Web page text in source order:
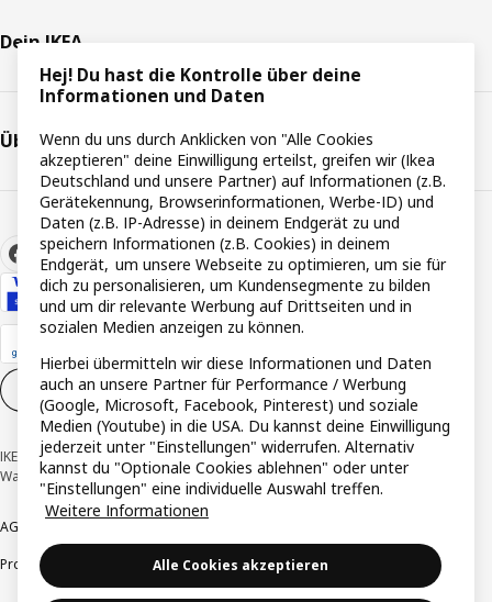
Dein IKEA
Über IKEA
Cookie-Einstellungen DE
IKEA Deutschland GmbH & Co. KG - Am Wandersmann 2-4, 65719 Hofheim-
Wallau © Inter IKEA Systems B.V. 1999-2026
AGB
Produktrückrufe
Responsible DisclosureVertrauensstelle
Hej! Du hast die Kontrolle über deine
Informationen und Daten
Wenn du uns durch Anklicken von "Alle Cookies
akzeptieren" deine Einwilligung erteilst, greifen wir (Ikea
Deutschland und unsere Partner) auf Informationen (z.B.
Gerätekennung, Browserinformationen, Werbe-ID) und
Daten (z.B. IP-Adresse) in deinem Endgerät zu und
speichern Informationen (z.B. Cookies) in deinem
Endgerät, um unsere Webseite zu optimieren, um sie für
dich zu personalisieren, um Kundensegmente zu bilden
und um dir relevante Werbung auf Drittseiten und in
sozialen Medien anzeigen zu können.
Hierbei übermitteln wir diese Informationen und Daten
auch an unsere Partner für Performance / Werbung
(Google, Microsoft, Facebook, Pinterest) und soziale
Medien (Youtube) in die USA. Du kannst deine Einwilligung
jederzeit unter "Einstellungen" widerrufen. Alternativ
kannst du "Optionale Cookies ablehnen" oder unter
"Einstellungen" eine individuelle Auswahl treffen.
Weitere Informationen
Alle Cookies akzeptieren